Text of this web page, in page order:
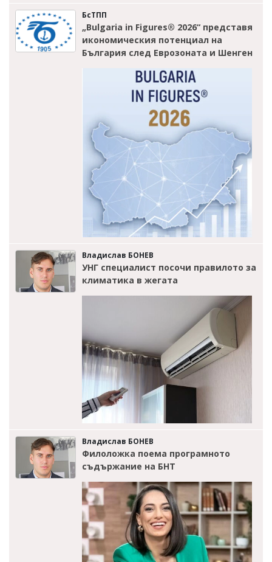
БсТПП
„Bulgaria in Figures® 2026“ представя
икономическия потенциал на
България след Еврозоната и Шенген
Владислав БОНЕВ
УНГ специалист посочи правилото за
климатика в жегата
Владислав БОНЕВ
Филоложка поема програмното
съдържание на БНТ